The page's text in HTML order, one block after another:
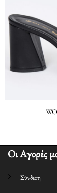
Οι Αγορές
Σύνδεση